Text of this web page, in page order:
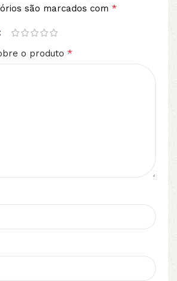
são marcados com *
o produto *